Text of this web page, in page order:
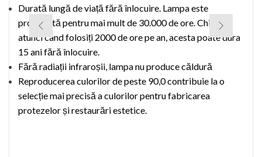
Durată lungă de viață fără înlocuire. Lampa este
proiectată pentru mai mult de 30.000 de ore. Chiar și
atunci când folosiți 2000 de ore pe an, acesta poate dura
15 ani fără înlocuire.
Fără radiații infraroșii, lampa nu produce căldură
Reproducerea culorilor de peste 90,0 contribuie la o
selecție mai precisă a culorilor pentru fabricarea
protezelorși restaurări estetice.